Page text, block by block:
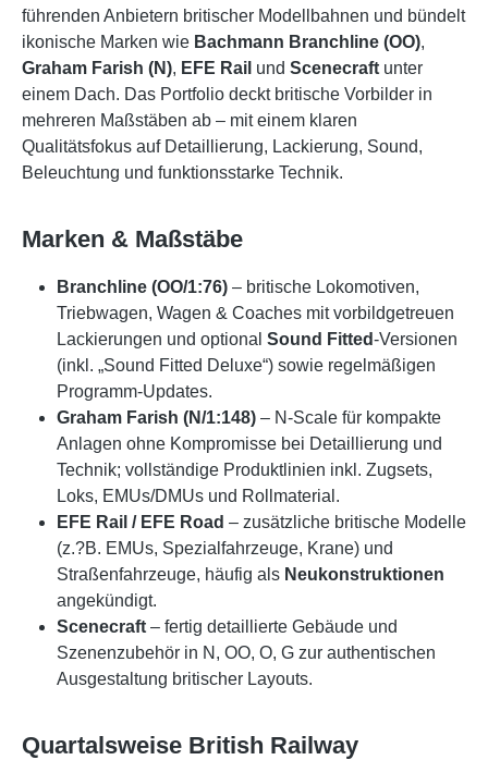
führenden Anbietern britischer Modellbahnen und bündelt
ikonische Marken wie Bachmann Branchline (OO),
Graham Farish (N), EFE Rail und Scenecraft unter
einem Dach. Das Portfolio deckt britische Vorbilder in
mehreren Maßstäben ab – mit einem klaren
Qualitätsfokus auf Detaillierung, Lackierung, Sound,
Beleuchtung und funktionsstarke Technik.
Marken & Maßstäbe
Branchline (OO/1:76) – britische Lokomotiven,
Triebwagen, Wagen & Coaches mit vorbildgetreuen
Lackierungen und optional Sound Fitted-Versionen
(inkl. „Sound Fitted Deluxe“) sowie regelmäßigen
Programm-Updates.
Graham Farish (N/1:148) – N-Scale für kompakte
Anlagen ohne Kompromisse bei Detaillierung und
Technik; vollständige Produktlinien inkl. Zugsets,
Loks, EMUs/DMUs und Rollmaterial.
EFE Rail / EFE Road – zusätzliche britische Modelle
(z.?B. EMUs, Spezialfahrzeuge, Krane) und
Straßenfahrzeuge, häufig als Neukonstruktionen
angekündigt.
Scenecraft – fertig detaillierte Gebäude und
Szenenzubehör in N, OO, O, G zur authentischen
Ausgestaltung britischer Layouts.
Quartalsweise British Railway